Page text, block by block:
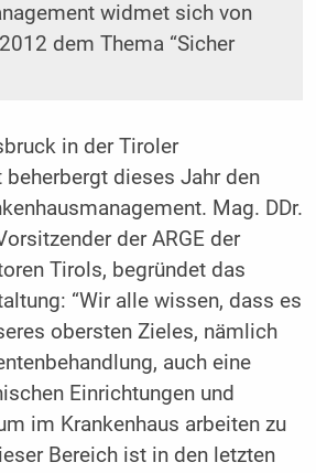
widmet sich von
dem Thema “Sicher
in der Tiroler
beherbergt dieses Jahr den
Mag. DDr.
der ARGE der
Tirols, begründet das
“Wir alle wissen, dass es
obersten Zieles, nämlich
auch eine
Einrichtungen und
im Krankenhaus arbeiten zu
Bereich ist in den letzten